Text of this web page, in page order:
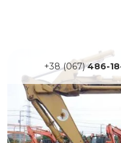
+38 (067)486-